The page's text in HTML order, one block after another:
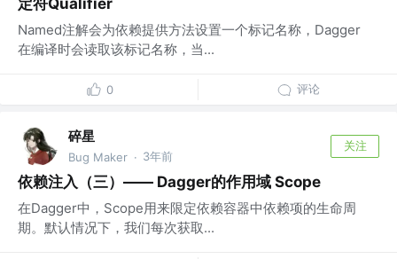
定符Qualifier
Named注解会为依赖提供方法设置一个标记名称，Dagger
在编译时会读取该标记名称，当...
0 评论
碎星
Bug Maker · 3年前
关注
依赖注入（三）—— Dagger的作用域 Scope
在Dagger中，Scope用来限定依赖容器中依赖项的生命周
期。默认情况下，我们每次获取...